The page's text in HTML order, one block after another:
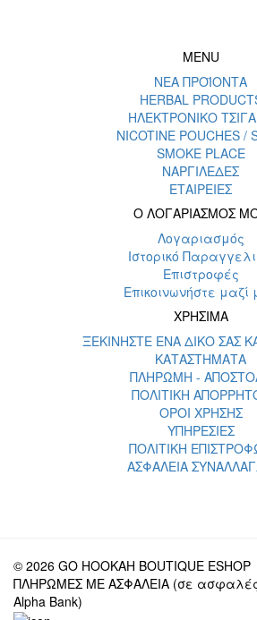
MENU
ΝΕΑ ΠΡΟΪΟΝΤΑ
HERBAL
ΗΛΕΚΤΡΟΝΙΚΟ
NICOTINE POUCHES /
SMOKE PLACE
ΝΑΡΓΙΛΕΔΕΣ
ΕΤΑΙΡΕΙΕΣ
Ο ΛΟΓΑΡΙΑΣΜΟΣ
Λογαριασμός
Ιστορικό
Επιστροφές
Επικοινωνήστε μαζί
ΧΡΗΣΙΜΑ
ΞΕΚΙΝΗΣΤΕ ΕΝΑ ΔΙΚΟ ΣΑΣ
ΚΑΤΑΣΤΗΜΑΤΑ
ΠΛΗΡΩΜΗ -
ΠΟΛΙΤΙΚΗ
ΟΡΟΙ ΧΡΗΣΗΣ
ΥΠΗΡΕΣΙΕΣ
ΠΟΛΙΤΙΚΗ
ΑΣΦΑΛΕΙΑ
© 2026 GO HOOKAH BOUTIQUE ESHOP
ΠΛΗΡΩΜΕΣ ΜΕ ΑΣΦΑΛΕΙΑ (σε ασφαλές
Alpha Bank)